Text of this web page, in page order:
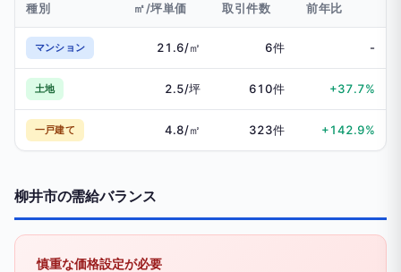
種別 ㎡/坪単価 取引件数 前年比
マンション 21.6/㎡ 6件 -
土地 2.5/坪 610件 +37.7%
一戸建て 4.8/㎡ 323件 +142.9%
柳井市の需給バランス
慎重な価格設定が必要